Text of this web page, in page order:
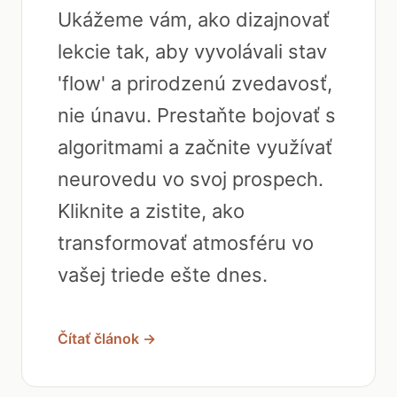
Ukážeme vám, ako dizajnovať
lekcie tak, aby vyvolávali stav
'flow' a prirodzenú zvedavosť,
nie únavu. Prestaňte bojovať s
algoritmami a začnite využívať
neurovedu vo svoj prospech.
Kliknite a zistite, ako
transformovať atmosféru vo
vašej triede ešte dnes.
Čítať článok →